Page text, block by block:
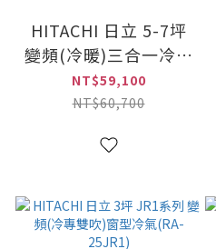
HITACHI 日立 5-7坪
變頻(冷暖)三合一冷氣
(CRS-40KWE+CRC-
40KWE)
NT$59,100
NT$60,700